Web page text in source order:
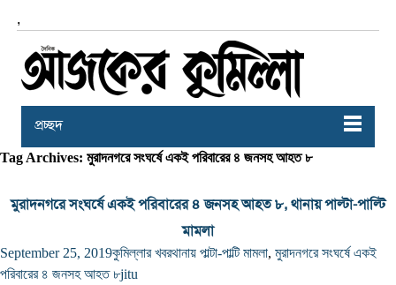
,
প্রচ্ছদ
Tag Archives: মুরাদনগরে সংঘর্ষে একই পরিবারের ৪ জনসহ আহত ৮
মুরাদনগরে সংঘর্ষে একই পরিবারের ৪ জনসহ আহত ৮, থানায় পাল্টা-পাল্টি
মামলা
September 25, 2019কুমিল্লার খবরথানায় পাল্টা-পাল্টি মামলা, মুরাদনগরে সংঘর্ষে একই
পরিবারের ৪ জনসহ আহত ৮jitu